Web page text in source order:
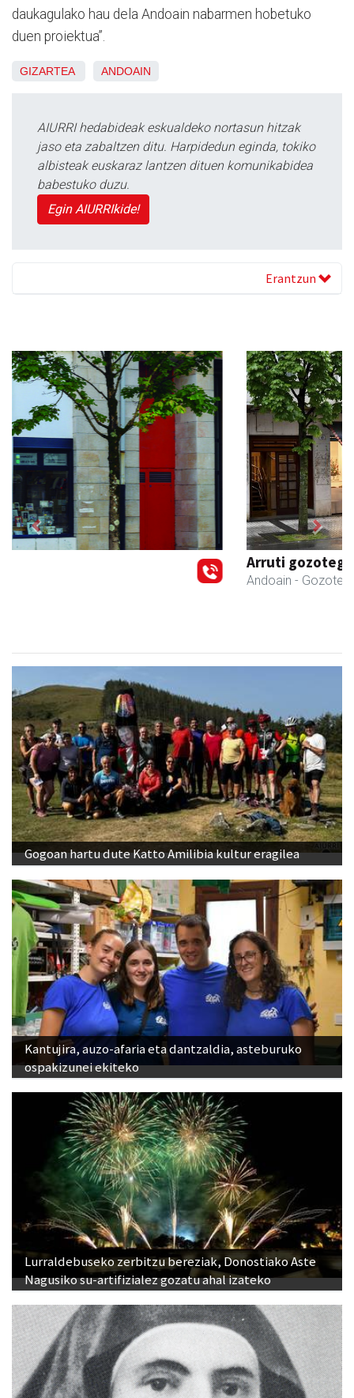
daukagulako hau dela Andoain nabarmen hobetuko
duen proiektua”.
GIZARTEA ANDOAIN
AIURRI hedabideak eskualdeko nortasun hitzak
jaso eta zabaltzen ditu. Harpidedun eginda, tokiko
albisteak euskaraz lantzen dituen komunikabidea
babestuko duzu.
Egin AIURRIkide!
Erantzun
Previous Next
Gogoan hartu dute Katto Amilibia kultur eragilea
Kantujira, auzo-afaria eta dantzaldia, asteburuko
ospakizunei ekiteko
Lurraldebuseko zerbitzu bereziak, Donostiako Aste
Nagusiko su-artifizialez gozatu ahal izateko